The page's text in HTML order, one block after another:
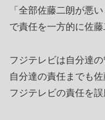
「全部佐藤二朗が悪い
で責任を一方的に佐
フジテレビは自分達
自分達の責任までも
フジテレビの責任を誤